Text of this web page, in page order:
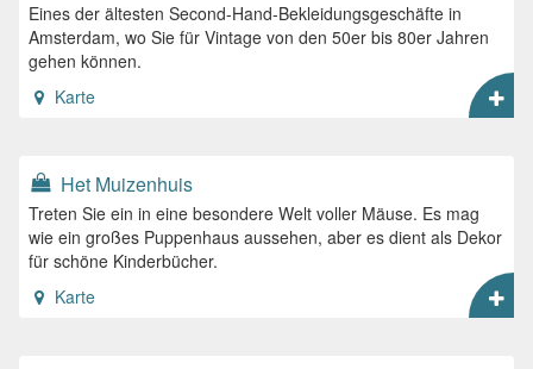
Eines der ältesten Second-Hand-Bekleidungsgeschäfte in
Amsterdam, wo Sie für Vintage von den 50er bis 80er Jahren
gehen können.
Karte
Het Muizenhuis
Treten Sie ein in eine besondere Welt voller Mäuse. Es mag
wie ein großes Puppenhaus aussehen, aber es dient als Dekor
für schöne Kinderbücher.
Karte